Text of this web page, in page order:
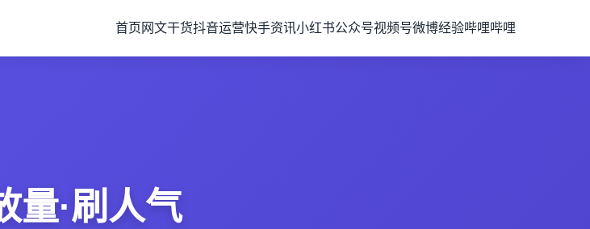
首页 网文干货抖音运营快手资讯小红书公众号视频号微博经验哔哩哔哩
量·刷人气